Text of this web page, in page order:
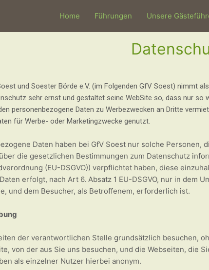
Home Führungen Unsere
und Soester Börde e.V. (im Folgenden GfV Soest) nimmt
sehr ernst und gestaltet seine WebSite so, dass nur
personenbezogene Daten zu Werbezwecken an Dritte
für Werbe- oder Marketingzwecke genutzt.
Daten haben bei GfV Soest nur solche
die gesetzlichen Bestimmungen zum Datenschutz
(EU-DSGVO)) verpflichtet haben, diese
erfolgt, nach Art 6. Absatz 1 EU-DSGVO, nur in dem
und dem Besucher, als Betroffenem, erforderlich ist.
der verantwortlichen Stelle grundsätzlich besuchen,
von der aus Sie uns besuchen, und die Webseiten, die
als einzelner Nutzer hierbei anonym.